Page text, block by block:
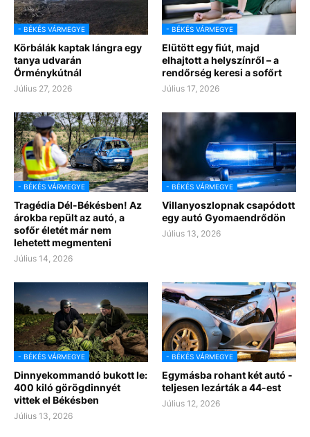
- BÉKÉS VÁRMEGYE
Körbálák kaptak lángra egy
tanya udvarán
Örménykútnál
Július 27, 2026
- BÉKÉS VÁRMEGYE
Elütött egy fiút, majd
elhajtott a helyszínről – a
rendőrség keresi a sofőrt
Július 17, 2026
- BÉKÉS VÁRMEGYE
Tragédia Dél-Békésben! Az
árokba repült az autó, a
sofőr életét már nem
lehetett megmenteni
Július 14, 2026
- BÉKÉS VÁRMEGYE
Villanyoszlopnak csapódott
egy autó Gyomaendrődön
Július 13, 2026
- BÉKÉS VÁRMEGYE
Dinnyekommandó bukott le:
400 kiló görögdinnyét
vittek el Békésben
Július 13, 2026
- BÉKÉS VÁRMEGYE
Egymásba rohant két autó -
teljesen lezárták a 44-est
Július 12, 2026